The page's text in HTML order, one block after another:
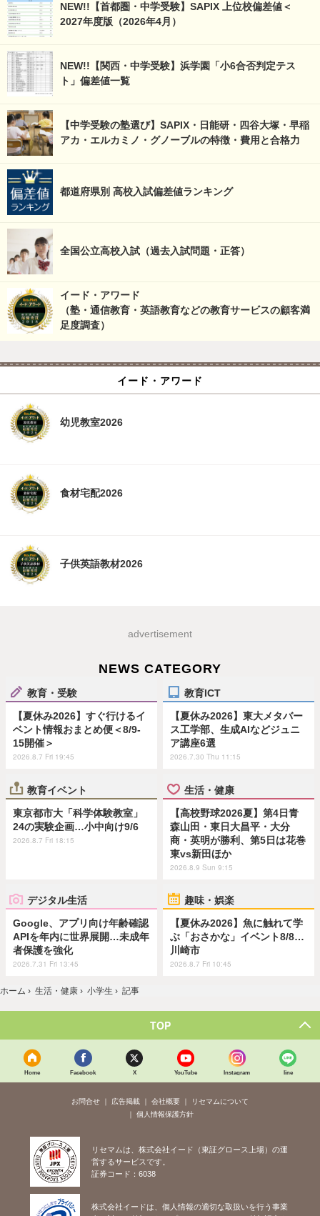
NEW!!【首都圏・中学受験】SAPIX 上位校偏差値＜
2027年度版（2026年4月）
NEW!!【関西・中学受験】浜学園「小6合否判定テス
ト」偏差値一覧
【中学受験の塾選び】SAPIX・日能研・四谷大塚・早稲
アカ・エルカミノ・グノーブルの特徴・費用と合格力
都道府県別 高校入試偏差値ランキング
全国公立高校入試（過去入試問題・正答）
イード・アワード
（塾・通信教育・英語教育などの教育サービスの顧客満
足度調査）
イード・アワード
幼児教室2026
食材宅配2026
子供英語教材2026
advertisement
NEWS CATEGORY
教育・受験
【夏休み2026】すぐ行けるイ
ベント情報おまとめ便＜8/9-
15開催＞
2026.8.7 Fri 19:45
教育ICT
【夏休み2026】東大メタバー
ス工学部、生成AIなどジュニ
ア講座6選
2026.7.30 Thu 11:15
教育イベント
東京都市大「科学体験教室」
24の実験企画…小中向け9/6
2026.8.7 Fri 18:15
生活・健康
【高校野球2026夏】第4日青
森山田・東日大昌平・大分
商・英明が勝利、第5日は花巻
東vs新田ほか
2026.8.9 Sun 9:15
デジタル生活
Google、アプリ向け年齢確認
APIを年内に世界展開…未成年
者保護を強化
2026.7.31 Fri 13:45
趣味・娯楽
【夏休み2026】魚に触れて学
ぶ「おさかな」イベント8/8…
川崎市
2026.8.7 Fri 10:45
ホーム › 生活・健康 › 小学生 › 記事
TOP
Home Facebook X YouTube Instagram line
お問合せ 広告掲載 会社概要
リセマムについて
個人情報保護方針
リセマムは、株式会社イード（東証グロース上場）の運
営するサービスです。
証券コード：6038
株式会社イードは、個人情報の適切な取扱いを行う事業